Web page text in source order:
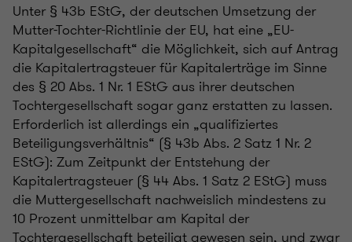
Unter § 43b EStG, der deutschen Umsetzung der
Mutter-Tochter-Richtlinie der EU, hat eine „EU-
Kapitalgesellschaft“ die Möglichkeit, sich auf Antrag
die Kapitalertragsteuer für Kapitalerträge im Sinne
des § 20 Abs. 1 Nr. 1 EStG aus ihrer deutschen
Tochtergesellschaft sogar ganz erstatten zu lassen.
Erforderlich ist allerdings ein „qualifiziertes
Beteiligungsverhältnis“ (§ 43b Abs. 2 Satz 1 Nr. 2
EStG): Zum Zeitpunkt der Entstehung der
Kapitalertragsteuer (§ 44 Abs. 1 Satz 2 EStG) muss
die Muttergesellschaft nachweislich mindestens zu
10 Prozent unmittelbar am Kapital der
Tochtergesellschaft beteiligt gewesen sein, und zwar